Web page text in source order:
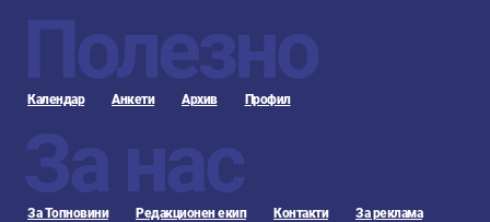
Полезно
Календар Анкети Архив Профил
За нас
За Топновини Редакционен екип Контакти За реклама